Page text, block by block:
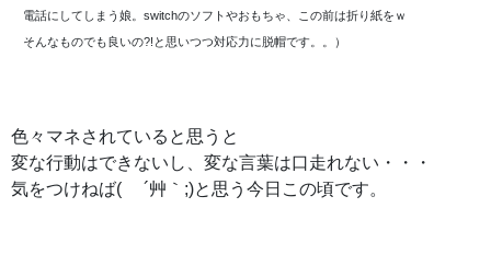
電話にしてしまう娘。switchのソフトやおもちゃ、この前は折り紙をｗ
そんなものでも良いの?!と思いつつ対応力に脱帽です。。）
色々マネされていると思うと
変な行動はできないし、変な言葉は口走れない・・・
気をつけねば( ´艸｀;)と思う今日この頃です。